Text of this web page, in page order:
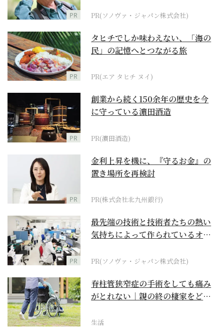
PR PR(ソノヴァ・ジャパン株式会社)
PR
タヒチでしか味わえない、「海の
民」の記憶へとつながる旅
PR(エア タヒチ ヌイ)
PR
創業から続く150余年の歴史を今
に守っている濵田酒造
PR(濵田酒造)
PR
金利上昇を機に、『守るお金』の
置き場所を再検討
PR(株式会社北九州銀行)
PR
最先端の技術と技術者たちの熱い
気持ちによって作られているオー
PR(ソノヴァ・ジャパン株式会社)
脊柱管狭窄症の手術をしても痛み
がとれない｜親の終の棲家をどう
生活